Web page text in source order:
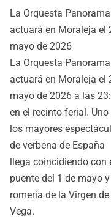
La Orquesta Panorama
actuará en Moraleja el
mayo de 2026
La Orquesta Panorama
actuará en Moraleja el
mayo de 2026 a las
en el recinto ferial. Uno
los mayores
de verbena de España
llega coincidiendo con
puente del 1 de mayo
romería de la Virgen de
Vega.